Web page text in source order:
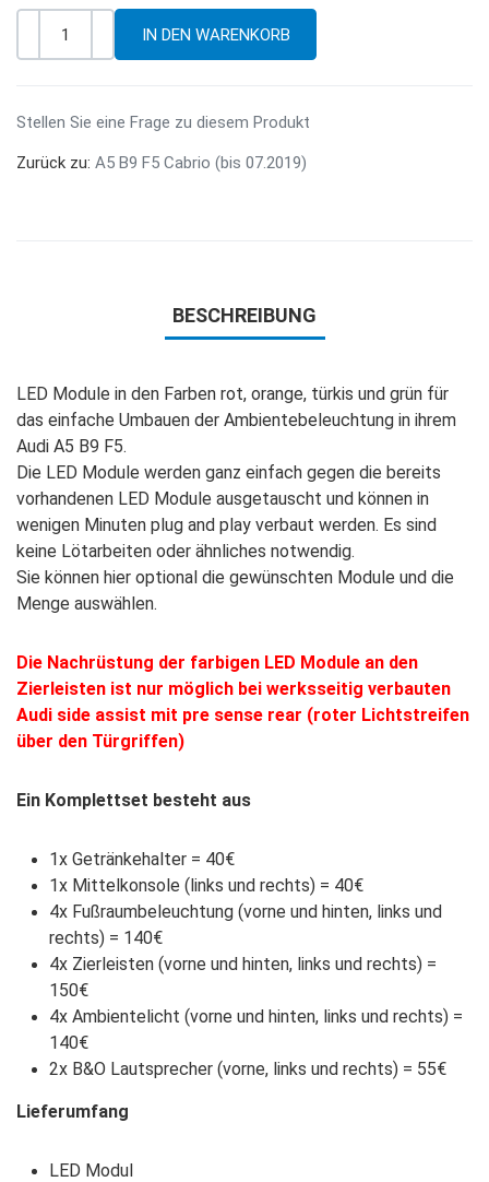
Stellen Sie eine Frage zu diesem Produkt
Zurück zu: A5 B9 F5 Cabrio (bis 07.2019)
BESCHREIBUNG
LED Module in den Farben rot, orange, türkis und grün für
das einfache Umbauen der Ambientebeleuchtung in ihrem
Audi A5 B9 F5.
Die LED Module werden ganz einfach gegen die bereits
vorhandenen LED Module ausgetauscht und können in
wenigen Minuten plug and play verbaut werden. Es sind
keine Lötarbeiten oder ähnliches notwendig.
Sie können hier optional die gewünschten Module und die
Menge auswählen.
Die Nachrüstung der farbigen LED Module an den
Zierleisten ist nur möglich bei werksseitig verbauten
Audi side assist mit pre sense rear (roter Lichtstreifen
über den Türgriffen)
Ein Komplettset besteht aus
1x Getränkehalter = 40€
1x Mittelkonsole (links und rechts) = 40€
4x Fußraumbeleuchtung (vorne und hinten, links und
rechts) = 140€
4x Zierleisten (vorne und hinten, links und rechts) =
150€
4x Ambientelicht (vorne und hinten, links und rechts) =
140€
2x B&O Lautsprecher (vorne, links und rechts) = 55€
Lieferumfang
LED Modul